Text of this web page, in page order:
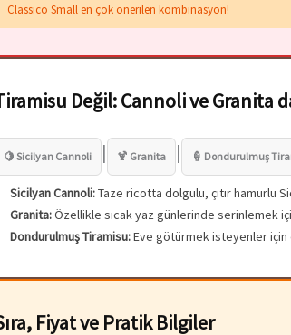
Classico Small en çok önerilen kombinasyon!
Değil: Cannoli ve Granita
🍋 Sicilyan Cannoli | 🍹 Granita | 🍦 Dondurulmuş
Sicilyan Cannoli:Taze ricotta dolgulu, çıtır hamurlu
Granita:Özellikle sıcak yaz günlerinde serinlemek
Dondurulmuş Tiramisu:Eve götürmek isteyenler için
Fiyat ve Pratik Bilgiler